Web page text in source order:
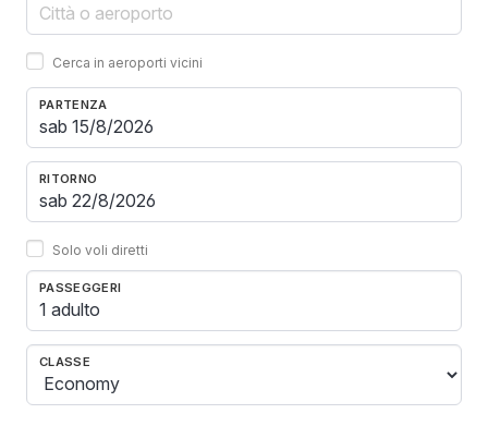
Cerca in aeroporti vicini
PARTENZA
RITORNO
Solo voli diretti
PASSEGGERI
1 adulto
CLASSE